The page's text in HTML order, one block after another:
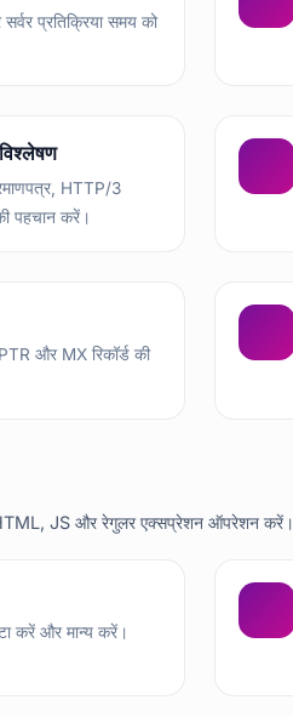
प्रतिक्रिया समय को
HTTP/3
पहचान करें।
और MX रिकॉर्ड की
JS और रेगुलर एक्सप्रेशन ऑपरेशन करें।
करें और मान्य करें।